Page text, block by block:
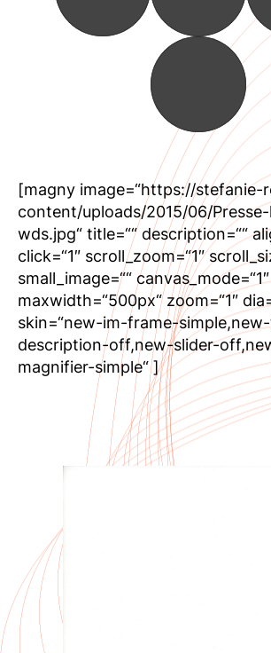
[magny image=“https://stefanie-
content/uploads/2015/06/
wds.jpg“ title=““ description=““
click=“1″ scroll_zoom=“1″
small_image=““ canvas_mode=“1″
maxwidth=“500px“ zoom=“1″
skin=“new-im-frame-
description-off,new-slider-
magnifier-simple“ ]